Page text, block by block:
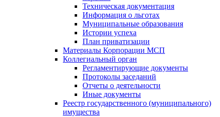
Техническая документация
Информация о льготах
Муниципальные образования
Истории успеха
План приватизации
Материалы Корпорации МСП
Коллегиальный орган
Регламентирующие документы
Протоколы заседаний
Отчеты о деятельности
Иные документы
Реестр государственного (муниципального)
имущества